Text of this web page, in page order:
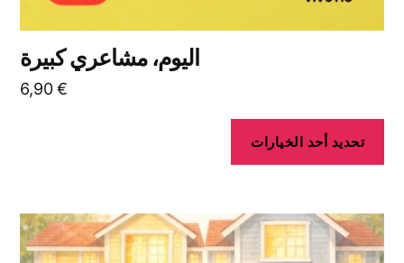
اليوم، مشاعري كبيرة
6,90€
تحديد أحد الخيارات
هناك
العديد